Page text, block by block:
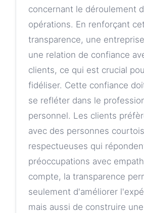
concernant le déroulement
opérations. En renforçant
transparence, une
une relation de confiance
clients, ce qui est crucial
fidéliser. Cette confiance
se refléter dans le
personnel. Les clients
avec des personnes
respectueuses qui
préoccupations avec
compte, la transparence
seulement d'améliorer
mais aussi de construire